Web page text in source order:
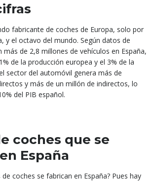
fabricante de coches de Europa, solo por
y el octavo del mundo. Según datos de
más de 2,8 millones de vehículos en España,
de la producción europea y el 3% de la
sector del automóvil genera más de
y más de un millón de indirectos, lo
del PIB español.
coches que se
España
coches se fabrican en España? Pues hay